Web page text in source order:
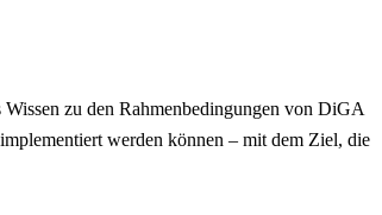
zu den Rahmenbedingungen von DiGA
werden können – mit dem Ziel, die